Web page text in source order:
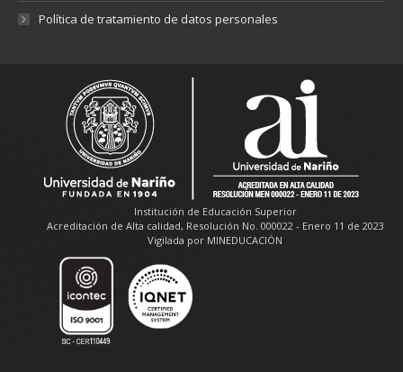
Política de tratamiento de datos personales
Institución de Educación Superior
Acreditación de Alta calidad, Resolución No. 000022 - Enero 11 de 2023
Vigilada por MINEDUCACIÓN